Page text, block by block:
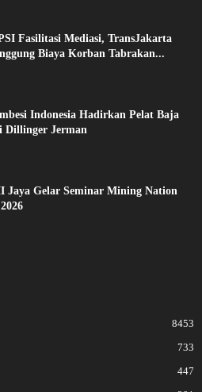
Fasilitasi Mediasi, TransJakarta
Biaya Korban Tabrakan...
Indonesia Hadirkan Pelat Baja
Dillinger Jerman
Jaya Gelar Seminar Mining Nation
8453
733
447